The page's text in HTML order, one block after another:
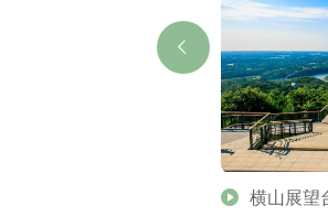
横山展望